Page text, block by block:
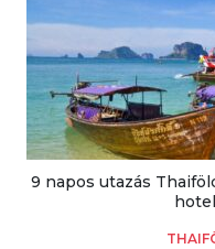
9 napos utazás